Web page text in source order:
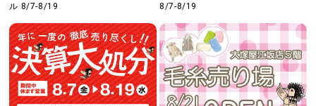
ル 8/7-8/19
8/7-8/19